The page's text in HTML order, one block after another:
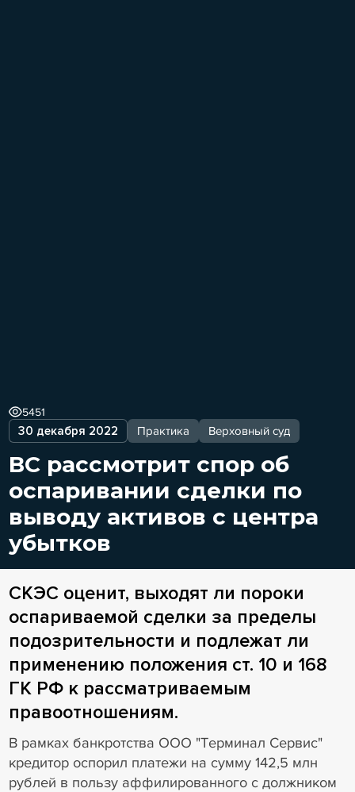
30 декабря 2022 Практика Верховный суд
5451
ВС рассмотрит спор об
оспаривании сделки по
выводу активов с центра
убытков
СКЭС оценит, выходят ли пороки
оспариваемой сделки за пределы
подозрительности и подлежат ли
применению положения ст. 10 и 168
ГК РФ к рассматриваемым
правоотношениям.
В рамках банкротства ООО "Терминал Сервис"
кредитор оспорил платежи на сумму 142,5 млн
рублей в пользу аффилированного с должником